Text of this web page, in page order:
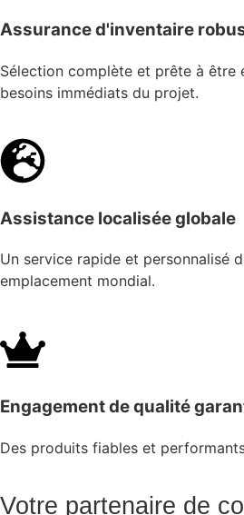
Assurance d'inventaire
Sélection complète et prête à être
besoins immédiats du projet.
Assistance localisée globale
Un service rapide et personnalisé
emplacement mondial.
Engagement de qualité
Des produits fiables et
Votre partenaire de